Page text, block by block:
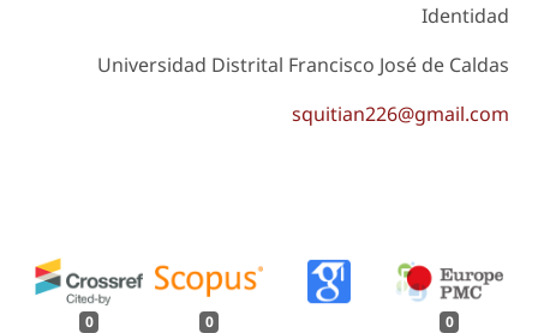
Identidad
Universidad Distrital Francisco José de Caldas
squitian226@gmail.com
0 0 0